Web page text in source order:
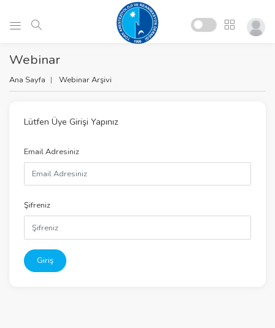
Webinar
Ana Sayfa Webinar Arşivi
Lütfen Üye Girişi Yapınız
Email Adresiniz
Şifreniz
Giriş